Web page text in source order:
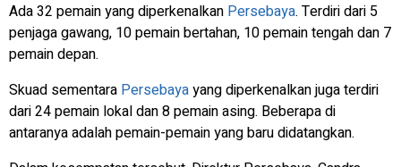
Ada 32 pemain yang diperkenalkan Persebaya. Terdiri dari 5
penjaga gawang, 10 pemain bertahan, 10 pemain tengah dan 7
pemain depan.
Skuad sementara Persebayayang diperkenalkan juga terdiri
dari 24 pemain lokal dan 8 pemain asing. Beberapa di
antaranya adalah pemain-pemain yang baru didatangkan.